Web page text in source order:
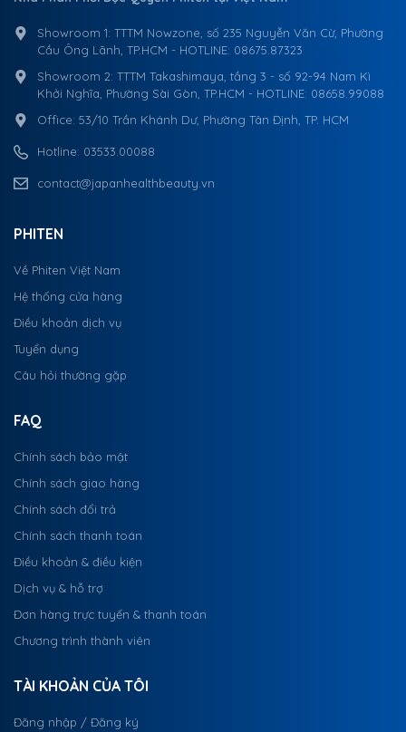
Showroom 1: TTTM Nowzone, số 235 Nguyễn Văn Cừ, Phường
Cầu Ông Lãnh, TP.HCM - HOTLINE: 08675.87323
Showroom 2: TTTM Takashimaya, tầng 3 - số 92-94 Nam Kì
Khởi Nghĩa, Phường Sài Gòn, TP.HCM - HOTLINE: 08658.99088
Office: 53/10 Trần Khánh Dư, Phường Tân Định, TP. HCM
Hotline: 03533.00088
contact@japanhealthbeauty.vn
PHITEN
Về Phiten Việt Nam
Hệ thống cửa hàng
Điều khoản dịch vụ
Tuyển dụng
Câu hỏi thường gặp
FAQ
Chính sách bảo mật
Chính sách giao hàng
Chính sách đổi trả
Chính sách thanh toán
Điều khoản & điều kiện
Dịch vụ & hỗ trợ
Đơn hàng trực tuyến & thanh toán
Chương trình thành viên
TÀI KHOẢN CỦA TÔI
Đăng nhập / Đăng ký